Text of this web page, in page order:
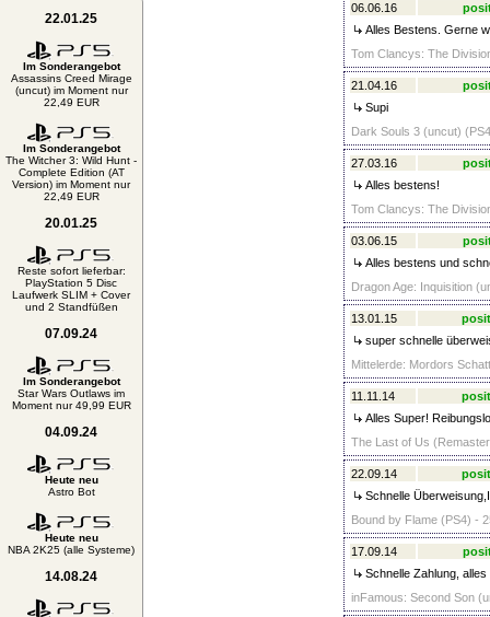
22.01.25
Im Sonderangebot
Assassins Creed Mirage
(uncut) im Moment nur
22,49 EUR
Im Sonderangebot
The Witcher 3: Wild Hunt -
Complete Edition (AT
Version) im Moment nur
22,49 EUR
20.01.25
Reste sofort lieferbar:
PlayStation 5 Disc
Laufwerk SLIM + Cover
und 2 Standfüßen
07.09.24
Im Sonderangebot
Star Wars Outlaws im
Moment nur 49,99 EUR
04.09.24
Heute neu
Astro Bot
Heute neu
NBA 2K25 (alle Systeme)
14.08.24
06.06.16
Alles Bestens. Gerne
Tom Clancys: The
21.04.16
Supi
Dark Souls 3 (uncut)
27.03.16
Alles bestens!
Tom Clancys: The
03.06.15
Alles bestens und
Dragon Age: Inquisition
13.01.15
super schnelle
Mittelerde: Mordors
11.11.14
Alles Super!
The Last of Us
22.09.14
Schnelle
Bound by Flame (PS4) -
17.09.14
Schnelle Zahlung,
inFamous: Second Son